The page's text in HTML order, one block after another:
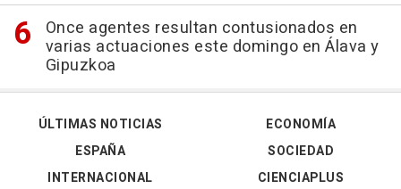
Once agentes resultan contusionados en
varias actuaciones este domingo en Álava y
Gipuzkoa
ÚLTIMAS NOTICIAS
ESPAÑA
INTERNACIONAL
ECONOMÍA
SOCIEDAD
CIENCIAPLUS